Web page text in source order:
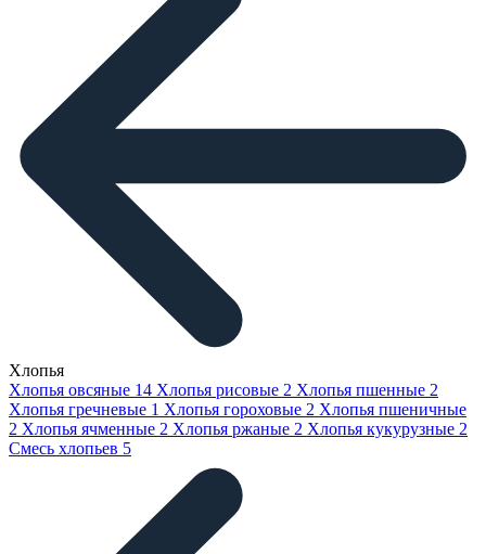
Хлопья
Хлопья овсяные 14 Хлопья рисовые 2 Хлопья пшенные 2
Хлопья гречневые 1 Хлопья гороховые 2 Хлопья пшеничные
2 Хлопья ячменные 2 Хлопья ржаные 2 Хлопья кукурузные 2
Смесь хлопьев 5